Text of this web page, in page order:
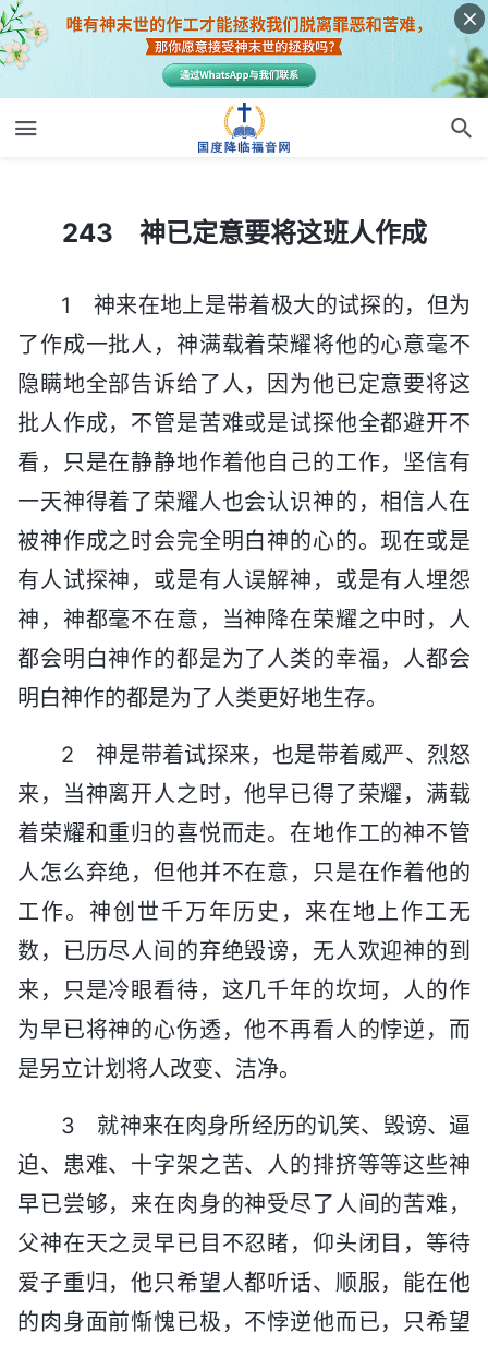
243 神已定意要将这班人作成
243 神已定意要将这班人作成
1 神来在地上是带着极大的试探的，但为
了作成一批人，神满载着荣耀将他的心意毫不
隐瞒地全部告诉给了人，因为他已定意要将这
批人作成，不管是苦难或是试探他全都避开不
看，只是在静静地作着他自己的工作，坚信有
一天神得着了荣耀人也会认识神的，相信人在
被神作成之时会完全明白神的心的。现在或是
有人试探神，或是有人误解神，或是有人埋怨
神，神都毫不在意，当神降在荣耀之中时，人
都会明白神作的都是为了人类的幸福，人都会
明白神作的都是为了人类更好地生存。
2 神是带着试探来，也是带着威严、烈怒
来，当神离开人之时，他早已得了荣耀，满载
着荣耀和重归的喜悦而走。在地作工的神不管
人怎么弃绝，但他并不在意，只是在作着他的
工作。神创世千万年历史，来在地上作工无
数，已历尽人间的弃绝毁谤，无人欢迎神的到
来，只是冷眼看待，这几千年的坎坷，人的作
为早已将神的心伤透，他不再看人的悖逆，而
是另立计划将人改变、洁净。
3 就神来在肉身所经历的讥笑、毁谤、逼
迫、患难、十字架之苦、人的排挤等等这些神
早已尝够，来在肉身的神受尽了人间的苦难，
父神在天之灵早已目不忍睹，仰头闭目，等待
爱子重归，他只希望人都听话、顺服，能在他
的肉身面前惭愧已极，不悖逆他而已，只希望